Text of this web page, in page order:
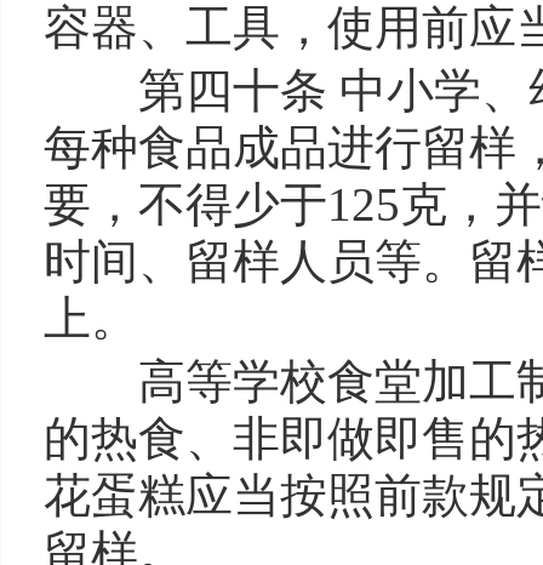
容器、工具，使用前应
第四十条 中小学、
每种食品成品进行留样
要，不得少于125克，
时间、留样人员等。留
上。
高等学校食堂加工制
的热食、非即做即售的
花蛋糕应当按照前款规
留样。